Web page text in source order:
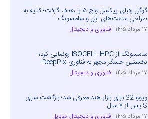
گوگل رقبای پیکسل واچ ۵ را هدف گرفت؛ کنایه به
طراحی ساعت‌های اپل و سامسونگ
۱۷ مرداد ۱۴۰۵ فناوری و دیجیتال
سامسونگ از ISOCELL HPC رونمایی کرد؛
نخستین حسگر مجهز به فناوری DeepPix
۱۷ مرداد ۱۴۰۵ فناوری و دیجیتال
ویوو S2 برای بازار هند معرفی شد؛ بازگشت سری
S پس از ۷ سال
۱۷ مرداد ۱۴۰۵ فناوری و دیجیتال، موبایل